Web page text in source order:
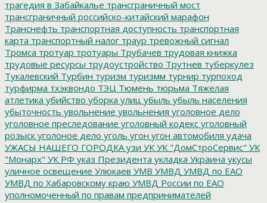
трагедия в Забайкалье трансграничный мост
трансграничный российско-китайский марафон
Транснефть транспортная доступность транспортная
карта транспортный налог траур тревожный сигнал
Тромса тротуар тротуары Трубачев трудовая книжка
трудовые ресурсы трудоустройство Трутнев туберкулез
Тукалевский Турбин туризм туризмм турнир турпоход
турфирма тхэквондо ТЭЦ Тюмень тюрьма Тяжелая
атлетика убийство уборка улиц убыль убыль населения
убыточность увольнение увольнения уголовное дело
уголовное преследование уголовный кодекс уголовный
розыск уголоное дело уголь угон угон автомобиля удача
УЖАСЫ НАШЕГО ГОРОДКА узи УК УК "ДомСтроСервис" УК
"Монарх" УК РФ указ Президента укладка Украина укусы
уличное освещение Улюкаев УМВ УМВД УМВД по ЕАО
УМВД по Хабаровскому краю УМВД России по ЕАО
уполномоченный по правам предпринимателей